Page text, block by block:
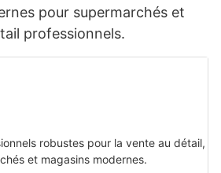
pour supermarchés et
professionnels.